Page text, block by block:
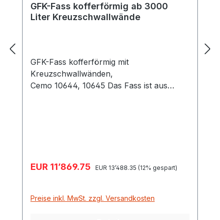
GFK-Fass kofferförmig ab 3000
Liter Kreuzschwallwände
GFK-Fass kofferförmig mit
Kreuzschwallwänden,
Cemo 10644, 10645 Das Fass ist aus
sind dauerhaft witterungs- und
Pflanzenschutzmitteln. Kompakte Form,
Verkaufspreis:
EUR 11’869.75 Regulärer Preis:
EUR 13’488.35 (12% gespart)
Preise inkl. MwSt. zzgl. Versandkosten